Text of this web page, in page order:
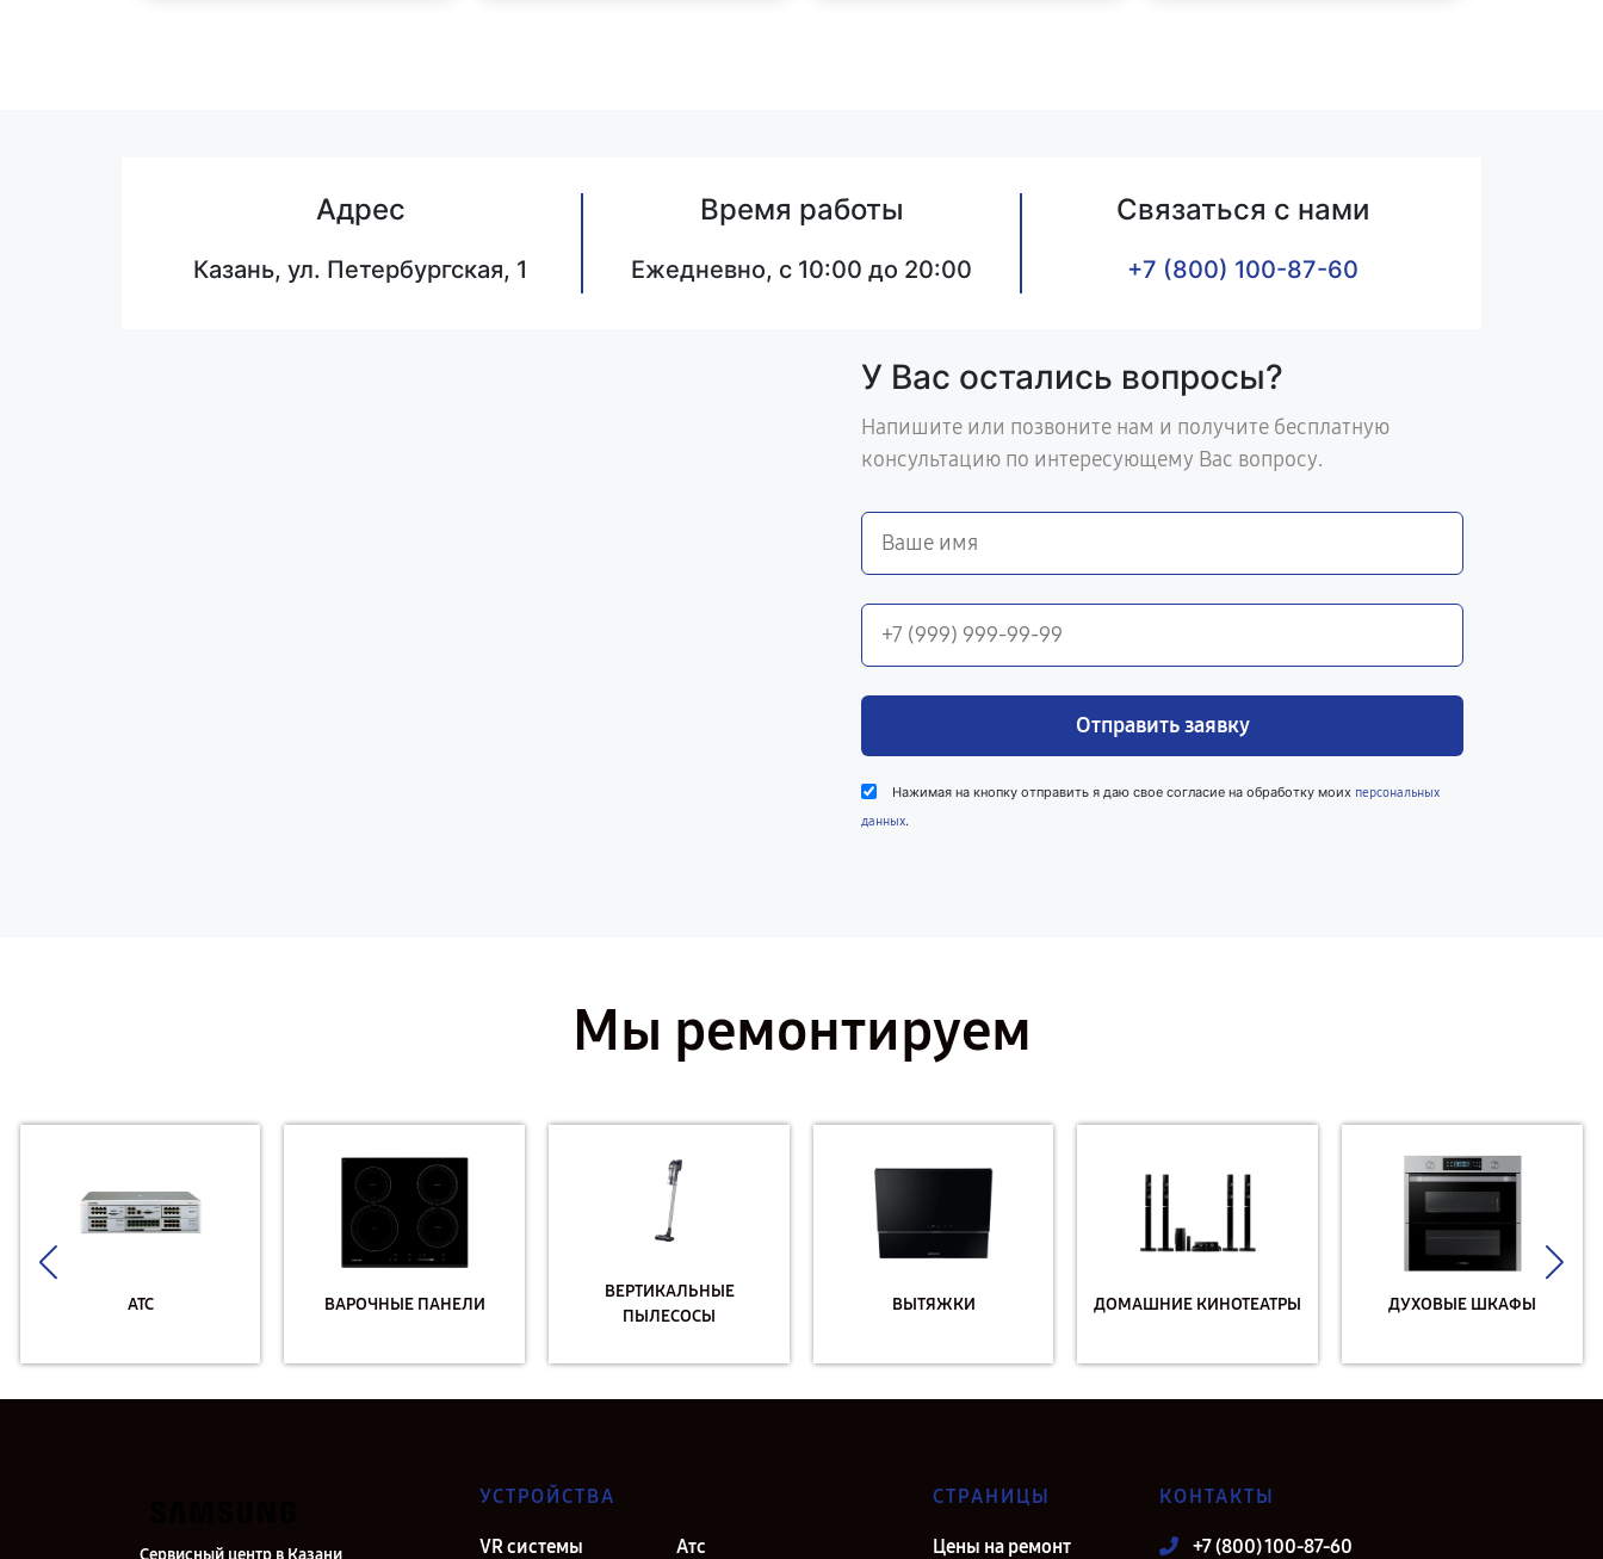
Адрес
Казань, ул. Петербургская, 1
Время работы
Ежедневно, с 10:00 до 20:00
Связаться с нами
+7 (800) 100-87-60
У Вас остались вопросы?
Напишите или позвоните нам и получите бесплатную
консультацию по интересующему Вас вопросу.
Отправить заявку
Нажимая на кнопку отправить я даю свое согласие на обработку моих персональных
данных.
Мы ремонтируем
АТС ВАРОЧНЫЕ ПАНЕЛИ
ВЕРТИКАЛЬНЫЕ
ПЫЛЕСОСЫ
ВЫТЯЖКИ ДОМАШНИЕ КИНОТЕАТРЫ ДУХОВЫЕ ШКАФЫ
Сервисный центр в Казани
УСТРОЙСТВА
VR системы Атс
СТРАНИЦЫ
Цены на ремонт
КОНТАКТЫ
+7 (800) 100-87-60